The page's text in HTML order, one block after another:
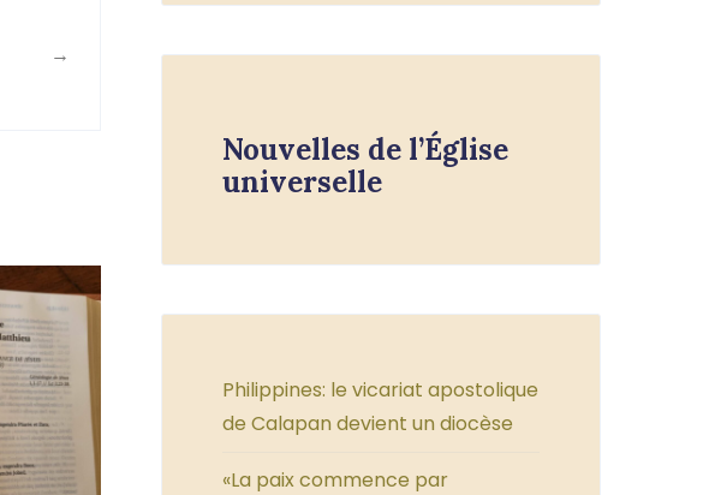
→
Nouvelles de l’Église
universelle
Philippines: le vicariat apostolique
de Calapan devient un diocèse
«La paix commence par